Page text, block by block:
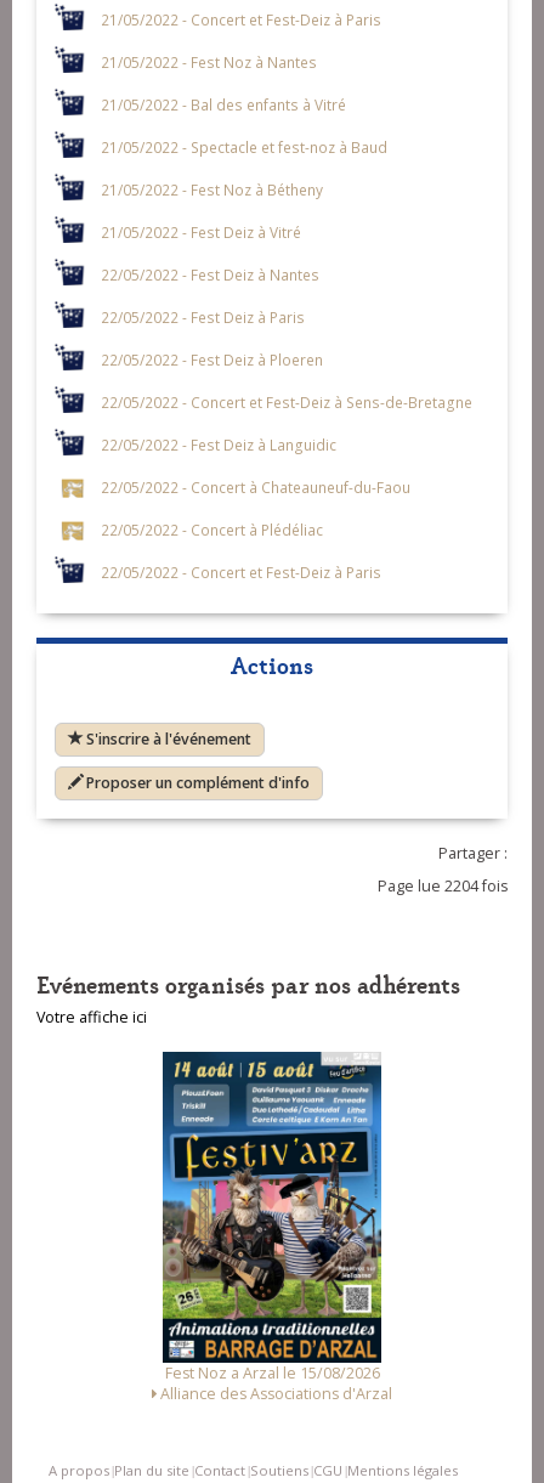
21/05/2022 - Concert et Fest-Deiz à Paris
21/05/2022 - Fest Noz à Nantes
21/05/2022 - Bal des enfants à Vitré
21/05/2022 - Spectacle et fest-noz à Baud
21/05/2022 - Fest Noz à Bétheny
21/05/2022 - Fest Deiz à Vitré
22/05/2022 - Fest Deiz à Nantes
22/05/2022 - Fest Deiz à Paris
22/05/2022 - Fest Deiz à Ploeren
22/05/2022 - Concert et Fest-Deiz à Sens-de-Bretagne
22/05/2022 - Fest Deiz à Languidic
22/05/2022 - Concert à Chateauneuf-du-Faou
22/05/2022 - Concert à Plédéliac
22/05/2022 - Concert et Fest-Deiz à Paris
Actions
S'inscrire à l'événement
Proposer un complément d'info
Partager :
Page lue 2204 fois
Evénements organisés par nos adhérents
Votre affiche ici
Associations d'Arzal
Fest Deiz a Camaret-sur-Mer
les Amis du Quartier St
A propos |Plan du site |Contact |Soutiens |CGU |Mentions légales